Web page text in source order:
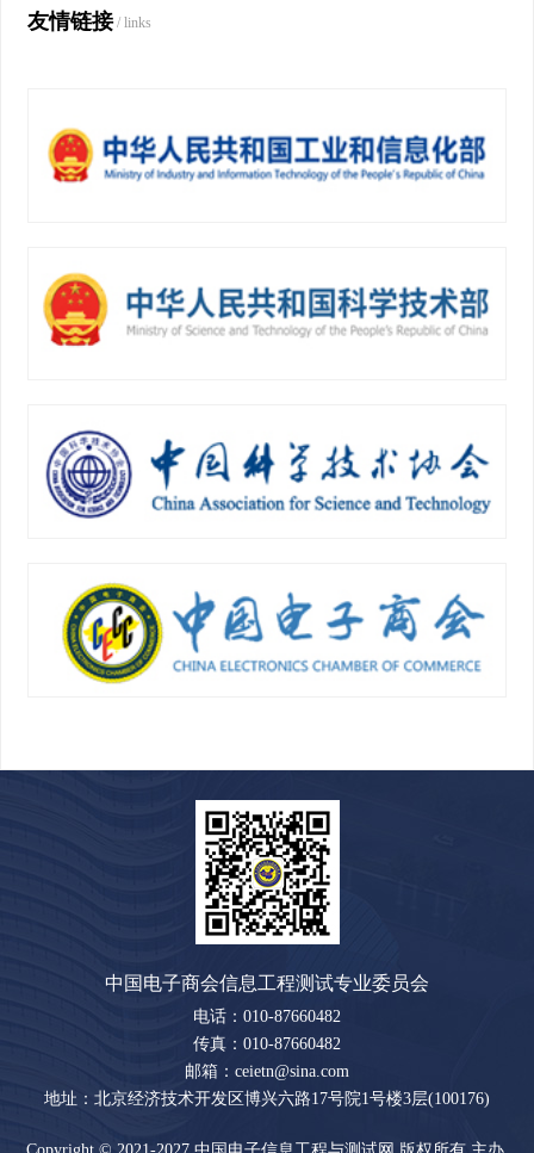
友情链接/ links
中国电子商会信息工程测试专业委员会
电话：010-87660482
传真：010-87660482
邮箱：ceietn@sina.com
地址：北京经济技术开发区博兴六路17号院1号楼3层(100176)